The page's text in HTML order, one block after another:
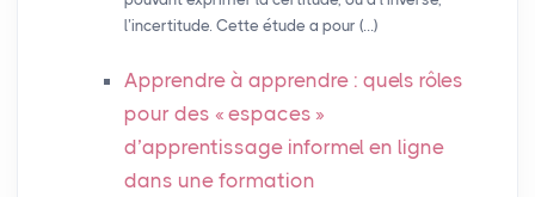
l’incertitude. Cette étude a pour (…)
Apprendre à apprendre : quels rôles
pour des « espaces »
d’apprentissage informel en ligne
dans une formation